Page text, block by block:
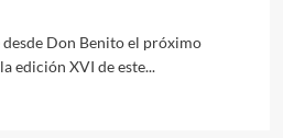
Don Benito el próximo
edición XVI de este...